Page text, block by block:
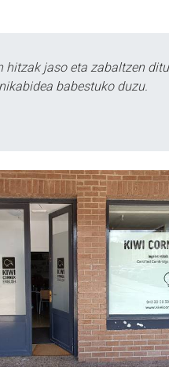
hitzak jaso eta zabaltzen
babestuko duzu.